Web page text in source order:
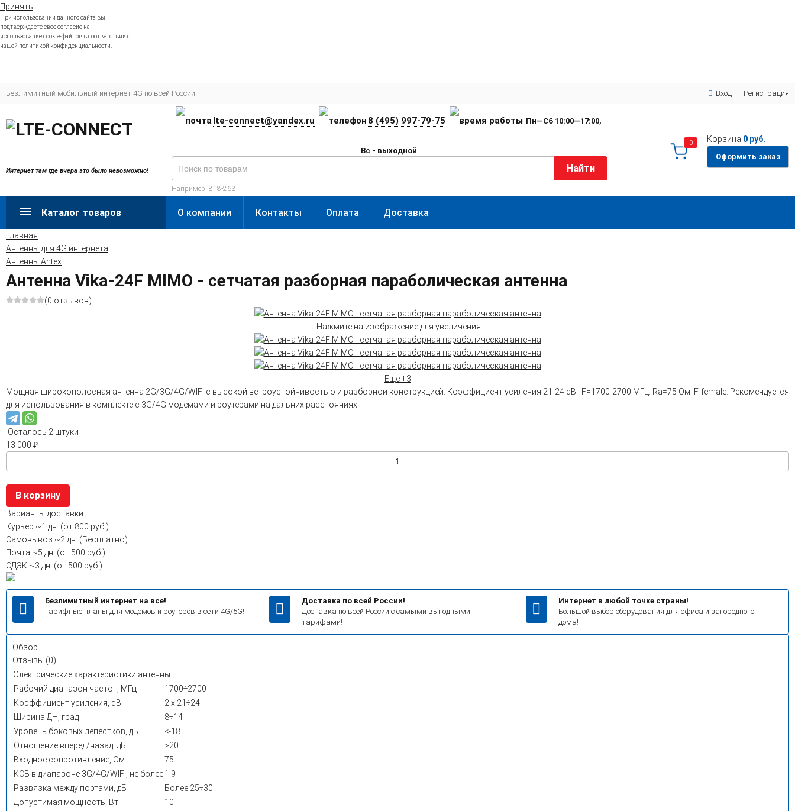
Принять
При использовании данного сайта вы
подтверждаете свое согласие на
использование cookie-файлов в соответствии с
нашей политикой конфиденциальности.
Безлимитный мобильный интернет 4G по всей России! Вход Регистрация
Интернет там где вчера это было невозможно!
lte-connect@yandex.ru 8 (495) 997-79-75 Пн—Сб 10:00—17:00,
Вс - выходной
Найти
Например: 818-263
0 Корзина 0 руб.
Оформить заказ
Каталог товаров О компании Контакты Оплата Доставка
Главная
Антенны для 4G интернета
Антенны Antex
Антенна Vika-24F MIMO - сетчатая разборная параболическая антенна
(0 отзывов)
Нажмите на изображение для увеличения
Еще +3
Мощная широкополосная антенна 2G/3G/4G/WIFI с высокой ветроустойчивостью и разборной конструкцией. Коэффициент усиления 21-24 dBi. F=1700-2700 МГц. Ra=75 Ом. F-female. Рекомендуется
для использования в комплекте с 3G/4G модемами и роутерами на дальних расстояниях.
Осталось 2 штуки
13 000 ₽
В корзину
Варианты доставки:
Курьер ~1 дн. (от 800 руб.)
Самовывоз ~2 дн. (Бесплатно)
Почта ~5 дн. (от 500 руб.)
СДЭК ~3 дн. (от 500 руб.)
Безлимитный интернет на все!
Тарифные планы для модемов и роутеров в сети 4G/5G!
Доставка по всей России!
Доставка по всей России с самыми выгодными
тарифами!
Интернет в любой точке страны!
Большой выбор оборудования для офиса и загородного
дома!
Обзор
Отзывы (0)
Электрические характеристики антенны
Рабочий диапазон частот, МГц
1700÷2700
Коэффициент усиления, dBi
2 х 21÷24
Ширина ДН, град
8÷14
Уровень боковых лепестков, дБ
<-18
Отношение вперед/назад, дБ
>20
Входное сопротивление, Ом
75
КСВ в диапазоне 3G/4G/WIFI, не более1.9
Развязка между портами, дБ
Более 25÷30
Допустимая мощность, Вт
10